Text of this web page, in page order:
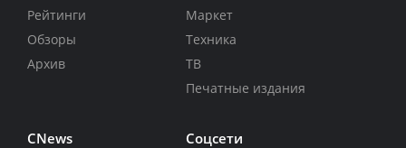
Рейтинги
Обзоры
Архив
Маркет
Техника
ТВ
Печатные издания
CNews Соцсети